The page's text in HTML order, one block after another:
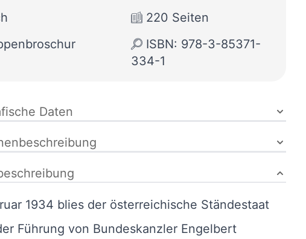
220 Seiten
ISBN: 978-3-85371-
334-1
Daten
1934 blies der österreichische Ständestaat
Führung von Bundeskanzler Engelbert